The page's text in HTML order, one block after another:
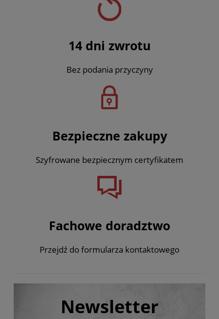
14 dni zwrotu
Bez podania przyczyny
Bezpieczne zakupy
Szyfrowane bezpiecznym certyfikatem
Fachowe doradztwo
Przejdź do formularza kontaktowego
Newsletter